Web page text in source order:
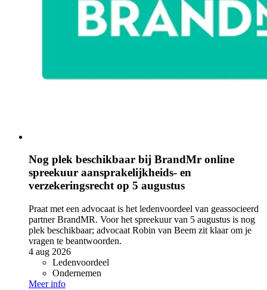
Nog plek beschikbaar bij BrandMr online
spreekuur aansprakelijkheids- en
verzekeringsrecht op 5 augustus
Praat met een advocaat is het ledenvoordeel van geassocieerd
partner BrandMR. Voor het spreekuur van 5 augustus is nog
plek beschikbaar; advocaat Robin van Beem zit klaar om je
vragen te beantwoorden.
4 aug 2026
Ledenvoordeel
Ondernemen
Meer info